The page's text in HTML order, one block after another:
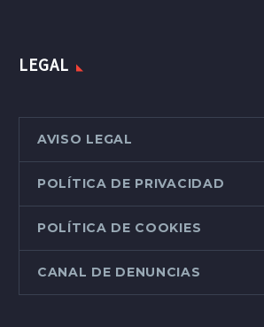
LEGAL
AVISO LEGAL
POLÍTICA DE PRIVACIDAD
POLÍTICA DE COOKIES
CANAL DE DENUNCIAS